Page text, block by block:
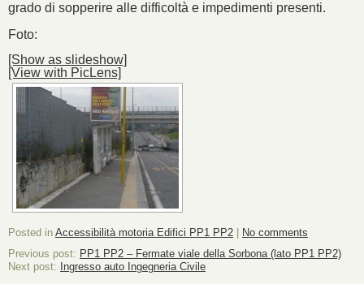
grado di sopperire alle difficoltà e impedimenti presenti.
Foto:
[Show as slideshow]
[View with PicLens]
Posted in Accessibilità motoria Edifici PP1 PP2 | No comments
Previous post: PP1 PP2 – Fermate viale della Sorbona (lato PP1 PP2)
Next post:
Ingresso auto Ingegneria Civile